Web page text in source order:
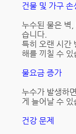
건물 및 가구 손
누수된 물은 벽
습니다.
특히 오랜 시간
해를 끼칠 수 있
물요금 증가
누수가 발생하
게 늘어날 수 있
건강 문제